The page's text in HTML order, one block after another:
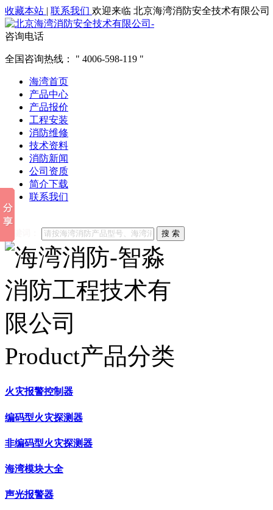
收藏本站 | 联系我们 欢迎来临 北京海湾消防安全技术有限公司
咨询电话
全国咨询热线： 4006-598-119
海湾首页
产品中心
产品报价
工程安装
消防维修
技术资料
消防新闻
公司资质
简介下载
联系我们
他们都在搜索:
搜 索
Product产品分类
火灾报警控制器
编码型火灾探测器
非编码型火灾探测器
海湾模块大全
声光报警器